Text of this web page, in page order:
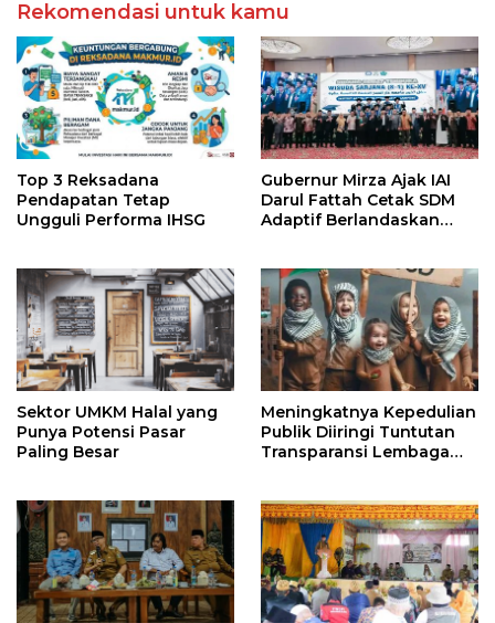
SDM
Rekomendasi untuk kamu
Top 3 Reksadana
Pendapatan Tetap
Ungguli Performa IHSG
Gubernur Mirza Ajak IAI
Darul Fattah Cetak SDM
Adaptif Berlandaskan
Sektor UMKM Halal yang
Punya Potensi Pasar
Paling Besar
Meningkatnya Kepedulian
Publik Diiringi Tuntutan
Transparansi Lembaga